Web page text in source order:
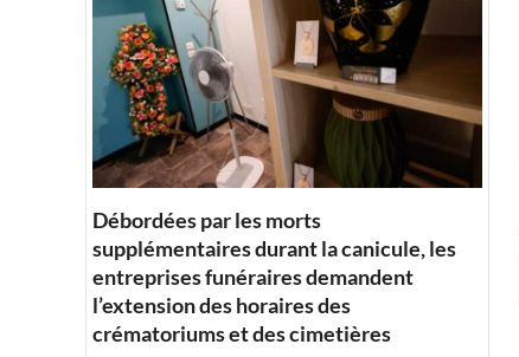
Débordées par les morts
supplémentaires durant la canicule, les
entreprises funéraires demandent
l’extension des horaires des
crématoriums et des cimetières